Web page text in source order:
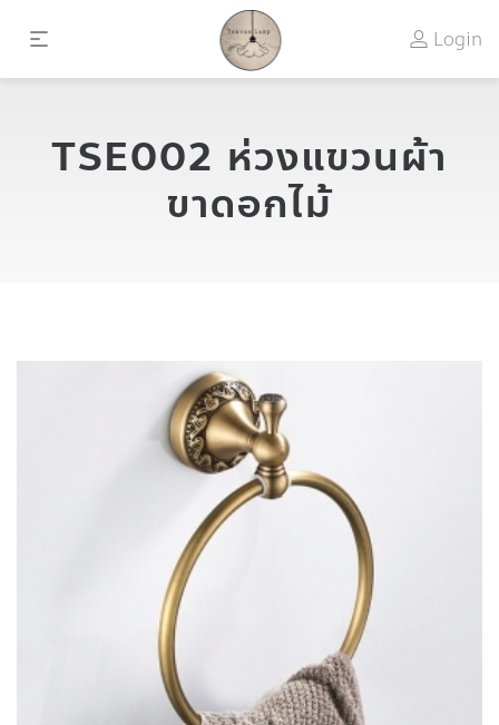
Login
TSE002 ห่วงแขวนผ้า
ขาดอกไม้